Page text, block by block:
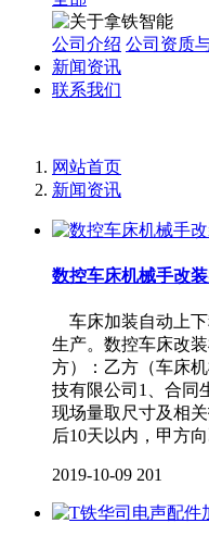
公司介绍 公司资质
新闻资讯
联系我们
网站首页
新闻资讯
数控车床机械手改
车床加装自动上下
生产。数控车床改
方）：乙方（车床
技有限公司1、合同
现场量取尺寸及相
后10天以内，甲方
2019-10-09 201